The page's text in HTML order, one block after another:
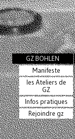
GZ BOHLEN
Manifeste
les Ateliers de
GZ
Infos pratiques
Rejoindre gz